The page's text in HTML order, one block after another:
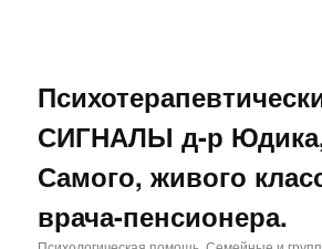
СИГНАЛЫ д-р
Самого, живого
врача-пенсионера.